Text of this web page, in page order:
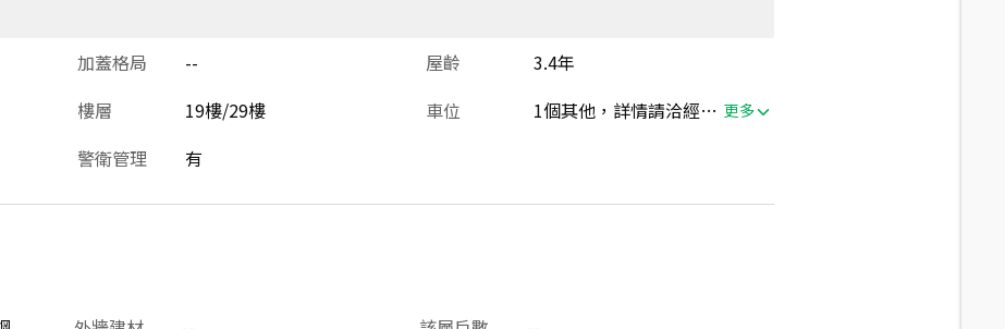
加蓋格局 -- 屋齡
3.4年
樓層 19樓/29樓 車位 1個其他，詳情請洽經紀人員 更多
警衛管理 有